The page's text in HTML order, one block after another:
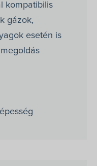
kompatibilis
gázok,
esetén is